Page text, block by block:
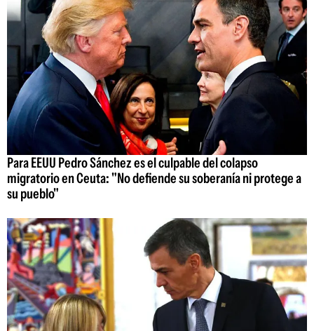
Para EEUU Pedro Sánchez es el culpable del colapso
migratorio en Ceuta: "No defiende su soberanía ni protege a
su pueblo"